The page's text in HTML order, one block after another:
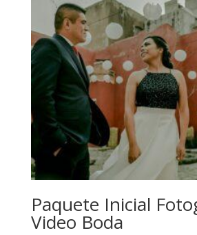
Paquete Inicial
Video Boda